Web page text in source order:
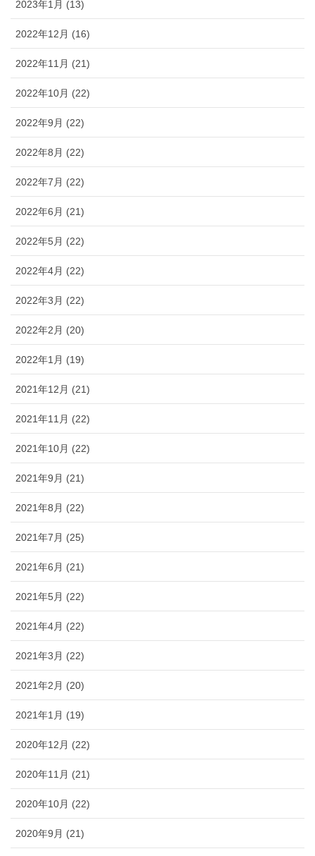
2023年1月 (13)
2022年12月 (16)
2022年11月 (21)
2022年10月 (22)
2022年9月 (22)
2022年8月 (22)
2022年7月 (22)
2022年6月 (21)
2022年5月 (22)
2022年4月 (22)
2022年3月 (22)
2022年2月 (20)
2022年1月 (19)
2021年12月 (21)
2021年11月 (22)
2021年10月 (22)
2021年9月 (21)
2021年8月 (22)
2021年7月 (25)
2021年6月 (21)
2021年5月 (22)
2021年4月 (22)
2021年3月 (22)
2021年2月 (20)
2021年1月 (19)
2020年12月 (22)
2020年11月 (21)
2020年10月 (22)
2020年9月 (21)